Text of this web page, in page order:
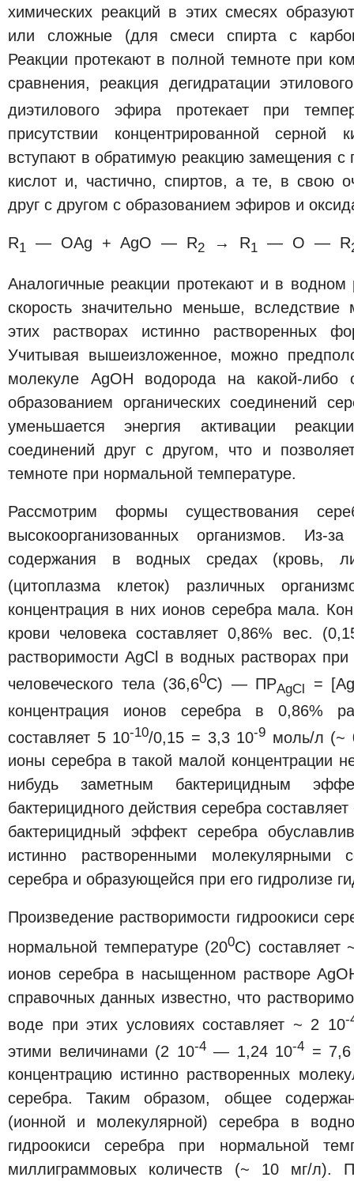
химических реакций в этих смесях
или сложные (для смеси спирта с
Реакции протекают в полной темноте при
сравнения, реакция дегидратации
диэтилового эфира протекает при
присутствии концентрированной
вступают в обратимую реакцию замещения с
кислот и, частично, спиртов, а те, в свою
друг с другом с образованием эфиров и
R1 — OAg + AgO — R2 → R1 — O — R
Аналогичные реакции протекают и в водном
скорость значительно меньше,
этих растворах истинно растворенных
Учитывая вышеизложенное, можно
молекуле AgOH водорода на какой-либо
образованием органических соединений
уменьшается энергия активации
соединений друг с другом, что и
темноте при нормальной температуре.
Рассмотрим формы существования
высокоорганизованных организмов. Из-
содержания в водных средах (кровь,
(цитоплазма клеток) различных
концентрация в них ионов серебра мала.
крови человека составляет 0,86% вес.
растворимости AgCl в водных растворах
человеческого тела (36,60С) — ПРAgCl
= [Ag
концентрация ионов серебра в 0,86%
составляет 5 10-10/0,15 = 3,3 10-9 моль/л (~
ионы серебра в такой малой концентрации
нибудь заметным бактерицидным
бактерицидного действия серебра
бактерицидный эффект серебра
истинно растворенными молекулярными
серебра и образующейся при его гидролизе
Произведение растворимости гидроокиси
нормальной температуре (200С) составляет
ионов серебра в насыщенном растворе
справочных данных известно, что
воде при этих условиях составляет ~ 2 10-
этими величинами (2 10-4— 1,24 10-4 =
концентрацию истинно растворенных
серебра. Таким образом, общее
(ионной и молекулярной) серебра в
гидроокиси серебра при нормальной
миллиграммовых количеств (~ 10 мг/л).